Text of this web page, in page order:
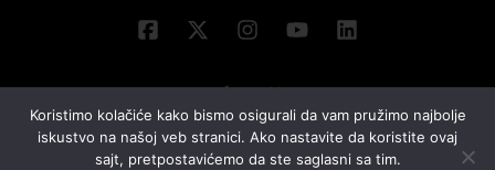
Koristimo kolačiće kako bismo osigurali da vam pružimo najbolje
iskustvo na našoj veb stranici. Ako nastavite da koristite ovaj
sajt, pretpostavićemo da ste saglasni sa tim.